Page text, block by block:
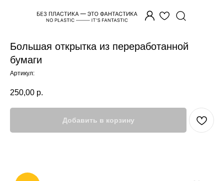
Большая открытка из переработанной
бумаги
Артикул:
250,00 р.
Добавить в корзину